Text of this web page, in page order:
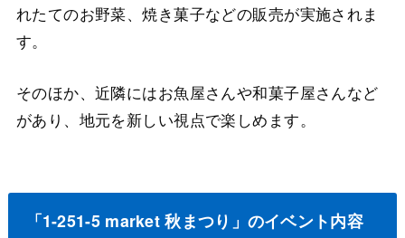
れたてのお野菜、焼き菓子などの販売が実施されま
す。
そのほか、近隣にはお魚屋さんや和菓子屋さんなど
があり、地元を新しい視点で楽しめます。
「1-251-5 market 秋まつり」のイベント内容